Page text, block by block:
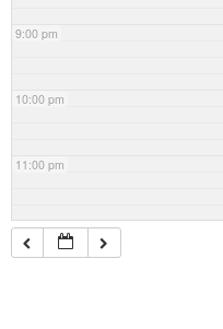
9:00 pm
10:00 pm
11:00 pm